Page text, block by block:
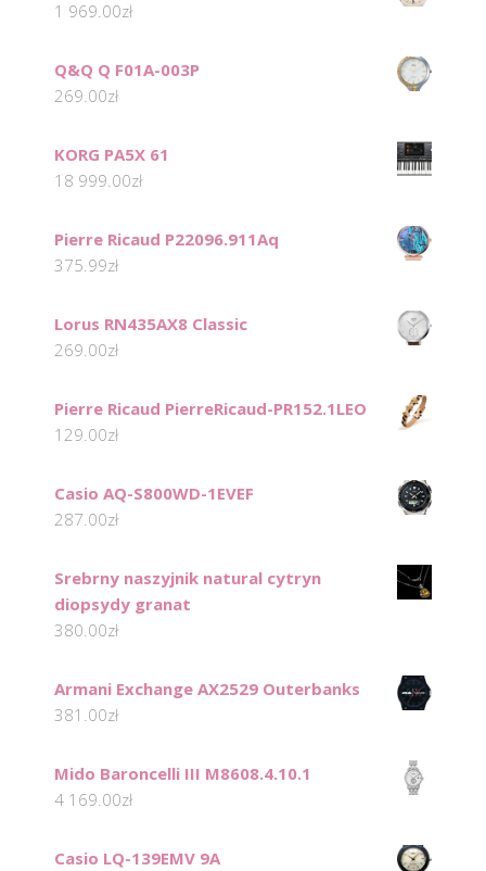
1 969.00zł
Q&Q Q F01A-003P
269.00zł
KORG PA5X 61
18 999.00zł
Pierre Ricaud P22096.911Aq
375.99zł
Lorus RN435AX8 Classic
269.00zł
Pierre Ricaud PierreRicaud-PR152.1LEO
129.00zł
Casio AQ-S800WD-1EVEF
287.00zł
Srebrny naszyjnik natural cytryn
diopsydy granat
380.00zł
Armani Exchange AX2529 Outerbanks
381.00zł
Mido Baroncelli III M8608.4.10.1
4 169.00zł
Casio LQ-139EMV 9A